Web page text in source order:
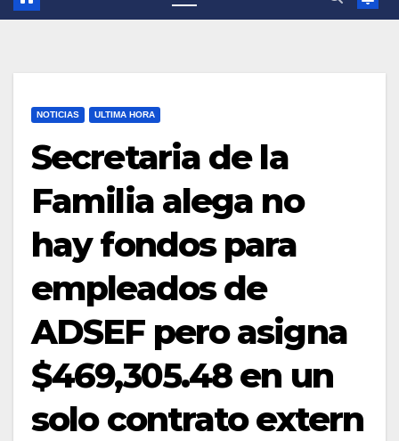
NOTICIAS ULTIMA HORA
Secretaria de la
Familia alega no
hay fondos para
empleados de
ADSEF pero asigna
$469,305.48 en un
solo contrato extern